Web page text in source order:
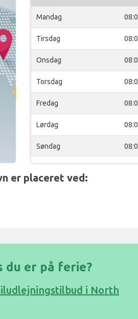
Mandag
Tirsdag
Onsdag
Torsdag
Fredag
Lørdag
Søndag
er placeret ved:
du er på ferie?
i North